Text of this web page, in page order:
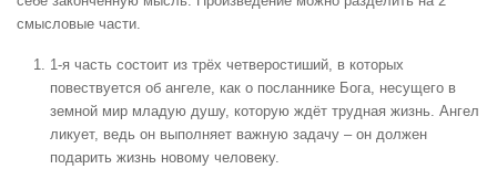
смысловые части.
1-я часть состоит из трёх четверостиший, в которых
повествуется об ангеле, как о посланнике Бога, несущего в
земной мир младую душу, которую ждёт трудная жизнь. Ангел
ликует, ведь он выполняет важную задачу – он должен
подарить жизнь новому человеку.